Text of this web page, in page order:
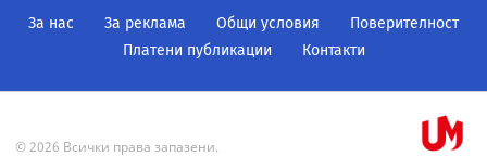
За нас За реклама Общи условия
Поверителност
Платени публикации
Контакти
© 2026 Всички права запазени.